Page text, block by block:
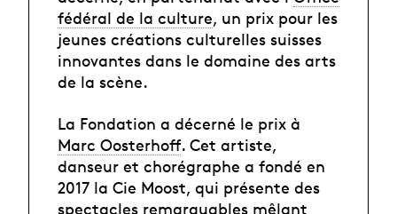
fédéral de la culture, un prix pour les
jeunes créations culturelles suisses
innovantes dans le domaine des arts
de la scène.
La Fondation a décerné le prix à
Marc Oosterhoff. Cet artiste,
danseur et chorégraphe a fondé en
2017 la Cie Moost, qui présente des
spectacles remarquables mêlant